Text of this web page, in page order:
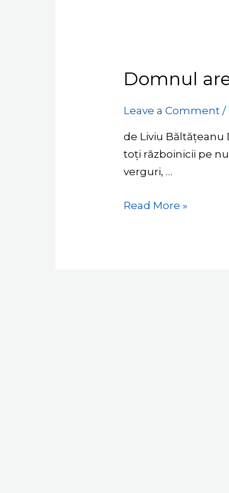
Domnul
Leave a Comment /
de Liviu
toți războinicii pe
verguri, …
Domnul
un
gata
de
luptă
Read More »